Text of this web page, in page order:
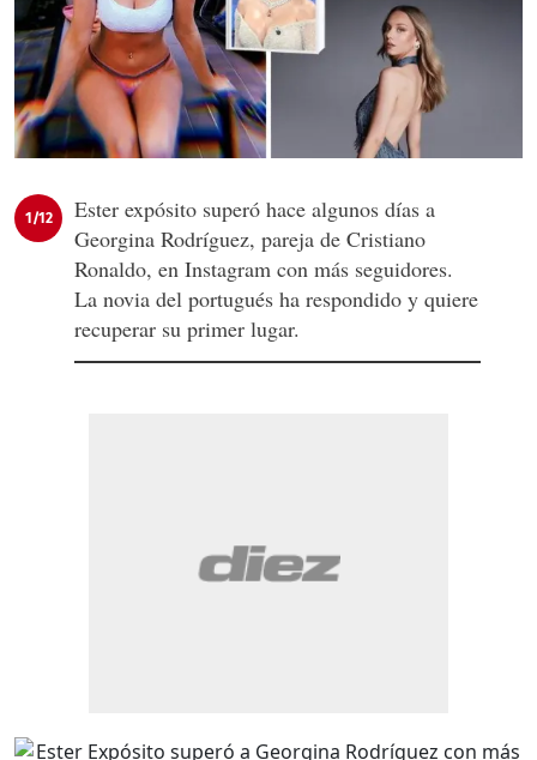
1/12
Ester expósito superó hace algunos días a
Georgina Rodríguez, pareja de Cristiano
Ronaldo, en Instagram con más seguidores.
La novia del portugués ha respondido y quiere
recuperar su primer lugar.